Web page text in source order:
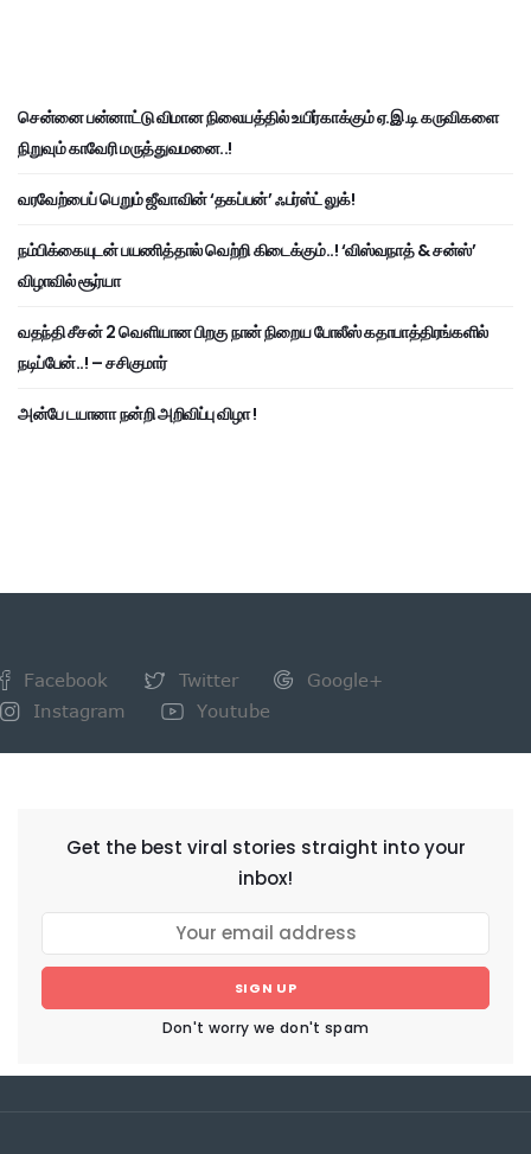
சென்னை பன்னாட்டு விமான நிலையத்தில் உயிர்காக்கும் ஏ.இ.டி கருவிகளை
நிறுவும் காவேரி மருத்துவமனை..!
வரவேற்பைப் பெறும் ஜீவாவின் ‘தகப்பன்’ ஃபர்ஸ்ட் லுக்!
நம்பிக்கையுடன் பயணித்தால் வெற்றி கிடைக்கும்..! ‘விஸ்வநாத் & சன்ஸ்’
விழாவில் சூர்யா
வதந்தி சீசன் 2 வெளியான பிறகு நான் நிறைய போலீஸ் கதாபாத்திரங்களில்
நடிப்பேன்..! – சசிகுமார்
அன்பே டயானா நன்றி அறிவிப்பு விழா !
Facebook Twitter
Google+
Instagram
Youtube
Get the best viral stories straight into your
inbox!
SIGN UP
Don't worry we don't spam